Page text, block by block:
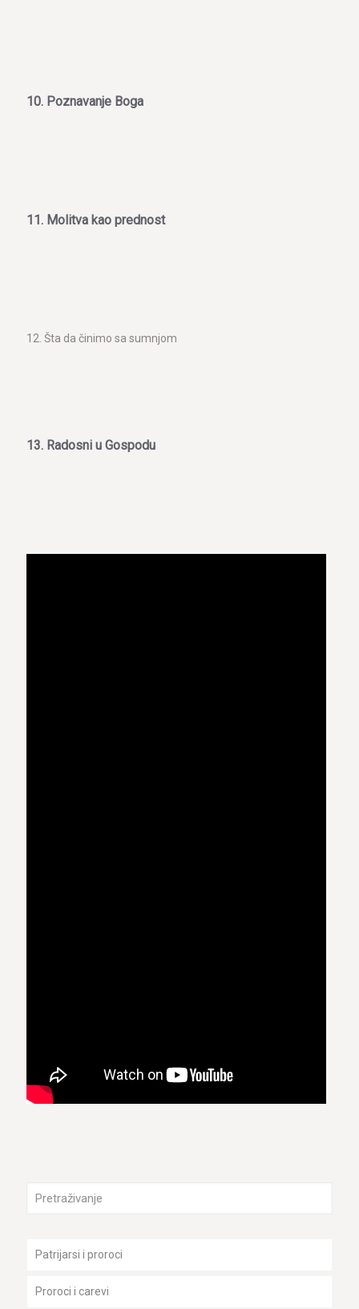
10. Poznavanje Boga
11. Molitva kao prednost
12. Šta da činimo sa sumnjom
13. Radosni u Gospodu
Patrijarsi i proroci
Proroci i carevi